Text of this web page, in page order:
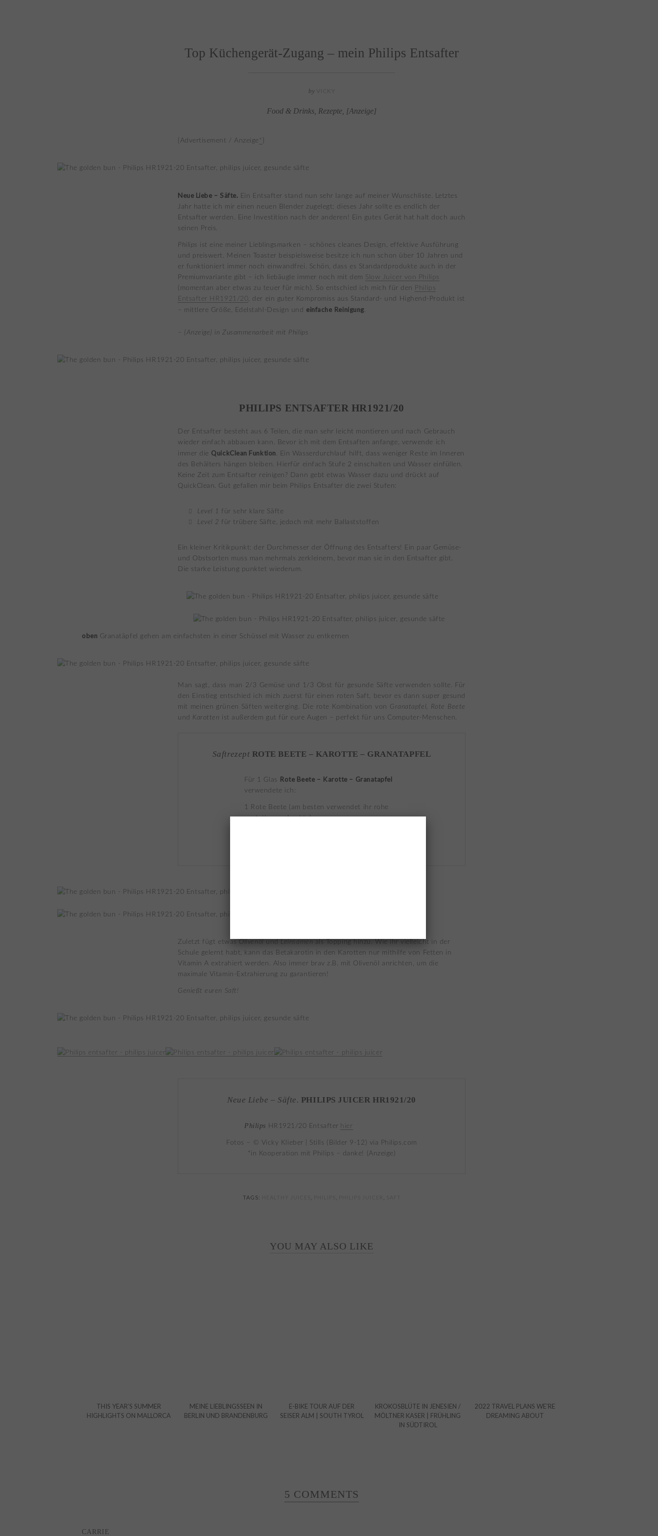
Top Küchengerät-Zugang – mein Philips Entsafter
by
Food & Drinks Rezepte [Anzeige]
{Advertisement / Anzeige
Neue Liebe – Säfte. Ein Entsafter stand nun sehr lange auf meiner Wunschliste. Letztes
Jahr hatte ich mir einen neuen Blender zugelegt; dieses Jahr sollte es endlich der
Entsafter werden. Eine Investition nach der anderen! Ein gutes Gerät hat halt doch auch
seinen Preis.
Philips ist eine meiner Lieblingsmarken – schönes cleanes Design, effektive Ausführung
und preiswert. Meinen Toaster beispielsweise besitze ich nun schon über 10 Jahren und
er funktioniert immer noch einwandfrei. Schön, dass es Standardprodukte auch in der
Premiumvariante gibt – ich liebäugle immer noch mit dem Slow Juicer von Philips
(momentan aber etwas zu teuer für mich). So entschied ich mich für den
Philips
Entsafter HR1921/20, der ein guter Kompromiss aus Standard- und Highend-Produkt ist
– mittlere Größe, Edelstahl-Design und einfache Reinigung.
– {Anzeige} in Zusammenarbeit mit Philips
PHILIPS ENTSAFTER HR1921/20
Der Entsafter besteht aus 6 Teilen, die man sehr leicht montieren und nach Gebrauch
wieder einfach abbauen kann. Bevor ich mit dem Entsaften anfange, verwende ich
immer die QuickClean Funktion. Ein Wasserdurchlauf hilft, dass weniger Reste im Inneren
des Behälters hängen bleiben. Hierfür einfach Stufe 2 einschalten und Wasser einfüllen.
Keine Zeit zum Entsafter reinigen? Dann gebt etwas Wasser dazu und drückt auf
QuickClean. Gut gefallen mir beim Philips Entsafter die zwei Stufen:
Level 1
für sehr klare Säfte
Level 2
für trübere Säfte, jedoch mit mehr Ballaststoffen
Ein kleiner Kritikpunkt: der Durchmesser der Öffnung des Entsafters! Ein paar Gemüse-
und Obstsorten muss man mehrmals zerkleinern, bevor man sie in den Entsafter gibt.
Die starke Leistung punktet wiederum.
oben Granatäpfel gehen am einfachsten in einer Schüssel mit Wasser zu entkernen
Man sagt, dass man 2/3 Gemüse und 1/3 Obst für gesunde Säfte verwenden sollte. Für
den Einstieg entschied ich mich zuerst für einen roten Saft, bevor es dann super gesund
mit meinen grünen Säften weiterging. Die rote Kombination von Granatapfel, Rote Beete
und
Karotten ist außerdem gut für eure Augen – perfekt für uns Computer-Menschen.
Saftrezept ROTE BEETE – KAROTTE – GRANATAPFEL
Für 1 Glas Rote Beete – Karotte – Granatapfel
verwendete ich:
1 Rote Beete (am besten verwendet ihr rohe
anstatt vorgekochte)
Zuletzt fügt etwas Olivenöl und Leinsamen
als Topping hinzu. Wie ihr vielleicht in der
Schule gelernt habt, kann das Betakarotin in den Karotten nur mithilfe von Fetten in
Vitamin A extrahiert werden. Also immer brav z.B. mit Olivenöl anrichten, um die
maximale Vitamin-Extrahierung zu garantieren!
Genießt euren Saft!
Neue Liebe – Säfte. PHILIPS JUICER HR1921/20
Philips HR1921/20 Entsafter hier
Fotos – © Vicky Klieber | Stills (Bilder 9-12) via Philips.com
*in Kooperation mit Philips – danke! (Anzeige)
TAGS:
YOU MAY ALSO LIKE
THIS YEAR’S SUMMER
HIGHLIGHTS ON MALLORCA
MEINE LIEBLINGSSEEN IN
BERLIN UND BRANDENBURG
E-BIKE TOUR AUF DER
SEISER ALM | SOUTH TYROL
KROKOSBLÜTE IN JENESIEN /
MÖLTNER KASER | FRÜHLING
IN SÜDTIROL
2022 TRAVEL PLANS WE’RE
DREAMING ABOUT
5 COMMENTS
CARRIE